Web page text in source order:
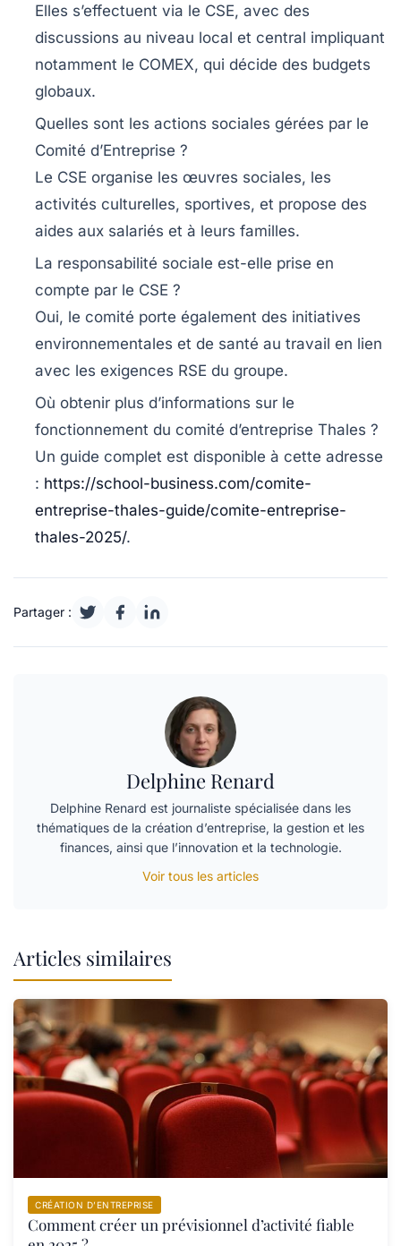
Elles s’effectuent via le CSE, avec des
discussions au niveau local et central impliquant
notamment le COMEX, qui décide des budgets
globaux.
Quelles sont les actions sociales gérées par le
Comité d’Entreprise ?
Le CSE organise les œuvres sociales, les
activités culturelles, sportives, et propose des
aides aux salariés et à leurs familles.
La responsabilité sociale est-elle prise en
compte par le CSE ?
Oui, le comité porte également des initiatives
environnementales et de santé au travail en lien
avec les exigences RSE du groupe.
Où obtenir plus d’informations sur le
fonctionnement du comité d’entreprise Thales ?
Un guide complet est disponible à cette adresse
: https://school-business.com/comite-
entreprise-thales-guide/comite-entreprise-
thales-2025/.
Partager :
Delphine Renard
Delphine Renard est journaliste spécialisée dans les
thématiques de la création d’entreprise, la gestion et les
finances, ainsi que l’innovation et la technologie.
Voir tous les articles
Articles similaires
CRÉATION D’ENTREPRISE
Comment créer un prévisionnel d’activité fiable